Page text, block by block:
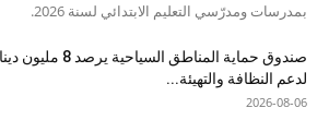
بمدرسات ومدرّسي التعليم الابتدائي لسنة 2026.
صندوق حماية المناطق السياحية يرصد 8 مليون
لدعم النظافة والتهيئة...
2026-08-06